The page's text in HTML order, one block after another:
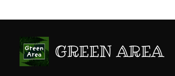
GREEN AREA